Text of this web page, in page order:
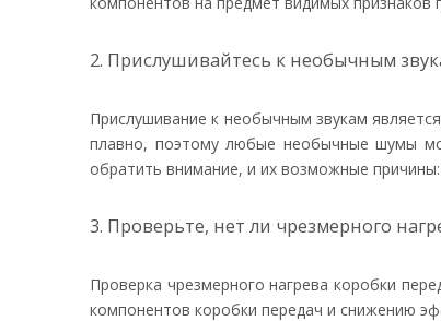
2. Прислушивайтесь к необычным
Прислушивание к необычным звукам
плавно, поэтому любые необычные шумы
обратить внимание, и их возможные причины:
3. Проверьте, нет ли чрезмерного
Проверка чрезмерного нагрева коробки
компонентов коробки передач и снижению